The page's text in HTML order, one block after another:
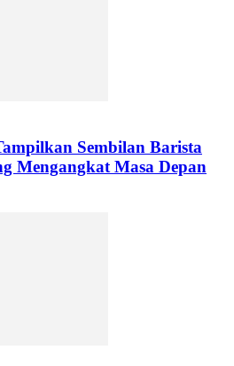
Sembilan Barista
Mengangkat Masa Depan